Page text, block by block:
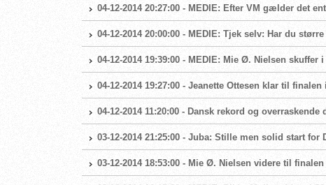
04-12-2014 20:27:00 - MEDIE: Efter VM gælder det
04-12-2014 20:00:00 - MEDIE: Tjek selv: Har du
04-12-2014 19:39:00 - MEDIE: Mie Ø. Nielsen skuffer
04-12-2014 19:27:00 - Jeanette Ottesen klar til
04-12-2014 11:20:00 - Dansk rekord og
03-12-2014 21:25:00 - Juba: Stille men solid start for
03-12-2014 18:53:00 - Mie Ø. Nielsen videre til